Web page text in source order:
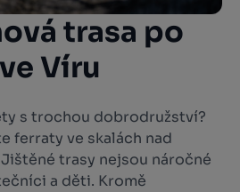
trasa po
Víru
s trochou dobrodružství?
ferraty ve skalách nad
trasy nejsou náročné
a děti. Kromě